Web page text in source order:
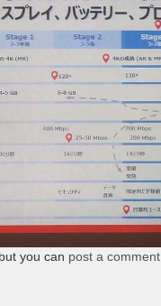
you can post a comment